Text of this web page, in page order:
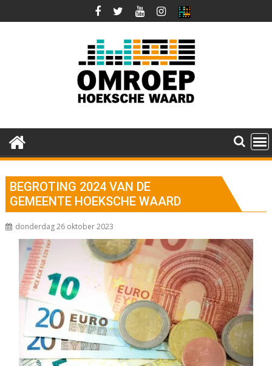
naar
BEGROTING 2024 VAN DE
GEMEENTE HOEKSCHE WAARD
donderdag 26 oktober 2023